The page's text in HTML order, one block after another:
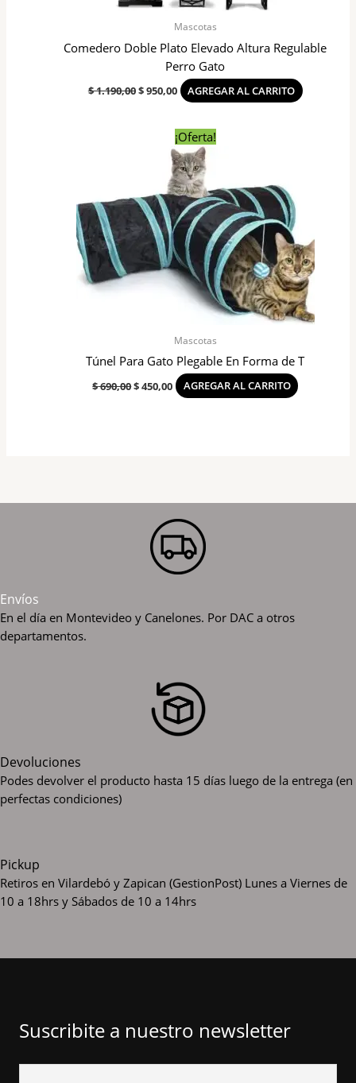
Mascotas
Comedero Doble Plato Elevado Altura Regulable
Perro Gato
$1.190,00$950,00 AGREGAR AL CARRITO
¡Oferta!
Mascotas
Túnel Para Gato Plegable En Forma de T
$690,00
original
$ 690,00.
$450,00
El
precio
actual
es:
$ 450,00.
AGREGAR AL CARRITO
Envíos
En el día en Montevideo y Canelones. Por DAC a otros
departamentos.
Devoluciones
Podes devolver el producto hasta 15 días luego de la entrega (en
perfectas condiciones)
Pickup
Retiros en Vilardebó y Zapican (GestionPost) Lunes a Viernes de
10 a 18hrs y Sábados de 10 a 14hrs
Suscribite a nuestro newsletter